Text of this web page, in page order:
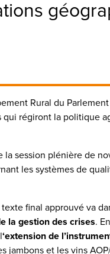
Rural du
qui régiront la politique
la session plénière de
les systèmes de
final approuvé va
la gestion des crises.
‘extension de
jambons et les vins